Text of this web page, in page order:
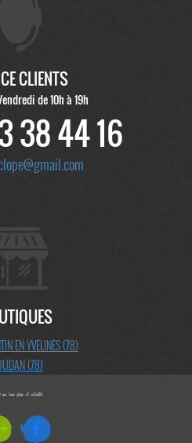
CLIENTS
de 10h à 19h
38 44 16
EN YVELINES (78)
(78)